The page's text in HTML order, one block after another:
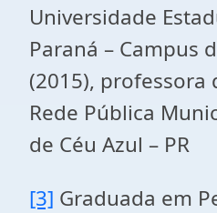
Universidade
Paraná – Campus
(2015), professora
Rede Pública
de Céu Azul – PR
[3] Graduada em